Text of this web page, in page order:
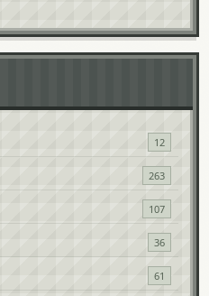
12
263
107
36
61